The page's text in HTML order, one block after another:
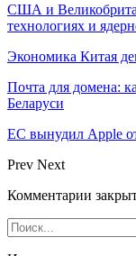
США и
технологиях и
Экономика Китая
Почта для домена:
Беларуси
ЕС вынудил Apple
Prev Next
Комментарии